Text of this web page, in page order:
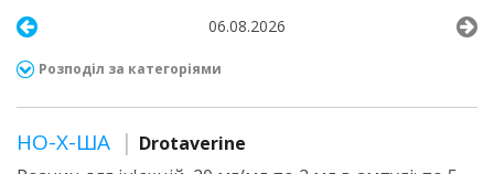
06.08.2026
Розподіл за категоріями
НО-Х-ША
Drotaverine